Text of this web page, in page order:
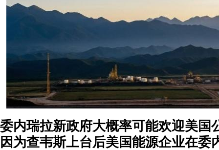
委内瑞拉新政府大概率可能欢迎美国
因为查韦斯上台后美国能源企业在委